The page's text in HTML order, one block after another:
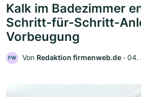
Kalk im Badezimmer
Schritt-für-Schritt-
Vorbeugung
FW Von Redaktion firmenweb.de ‧ 04.